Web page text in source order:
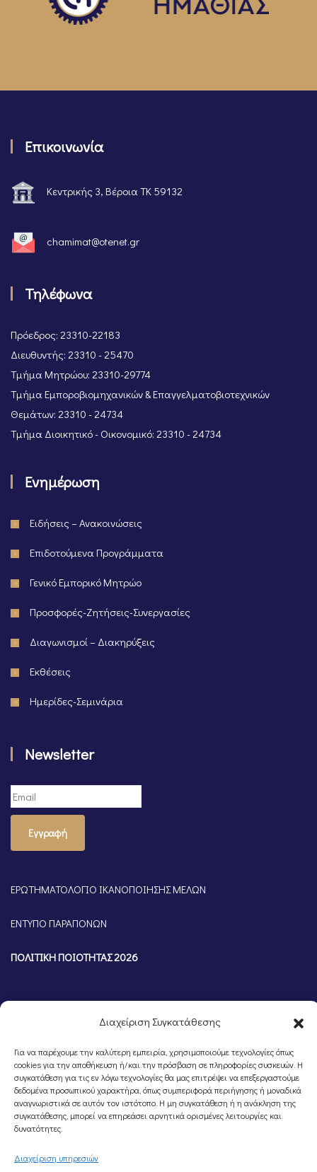
Διαχείριση Συγκατάθεσης
Για να παρέχουμε την καλύτερη εμπειρία, χρησιμοποιούμε τεχνολογίες όπως
cookies για την αποθήκευση ή/και την πρόσβαση σε πληροφορίες συσκευών. Η
συγκατάθεση για τις εν λόγω τεχνολογίες θα μας επιτρέψει να επεξεργαστούμε
δεδομένα προσωπικού χαρακτήρα, όπως συμπεριφορά περιήγησης ή μοναδικά
αναγνωριστικά σε αυτόν τον ιστότοπο. Η μη συγκατάθεση ή η ανάκληση της
συγκατάθεσης, μπορεί να επηρεάσει αρνητικά ορισμένες λειτουργίες και
δυνατότητες.
Διαχείριση υπηρεσιών
Επικοινωνία
Κεντρικής 3, Βέροια ΤΚ 59132
chamimat@otenet.gr
Τηλέφωνα
Πρόεδρος: 23310-22183
Διευθυντής: 23310 - 25470
Τμήμα Μητρώου: 23310-29774
Τμήμα Εμποροβιομηχανικών & Επαγγελματοβιοτεχνικών
Θεμάτων: 23310 - 24734
Τμήμα Διοικητικό - Οικονομικό: 23310 - 24734
Ενημέρωση
Ειδήσεις – Ανακοινώσεις
Επιδοτούμενα Προγράμματα
Γενικό Εμπορικό Μητρώο
Προσφορές-Ζητήσεις-Συνεργασίες
Διαγωνισμοί – Διακηρύξεις
Εκθέσεις
Ημερίδες-Σεμινάρια
Newsletter
Εγγραφή
ΕΡΩΤΗΜΑΤΟΛΟΓΙΟ ΙΚΑΝΟΠΟΙΗΣΗΣ ΜΕΛΩΝ
ΕΝΤΥΠΟ ΠΑΡΑΠΟΝΩΝ
ΠΟΛΙΤΙΚΗ ΠΟΙΟΤΗΤΑΣ 2026
©Portal Επιμελητηρίου Ημαθίας, Powered byKnowledge A.E.